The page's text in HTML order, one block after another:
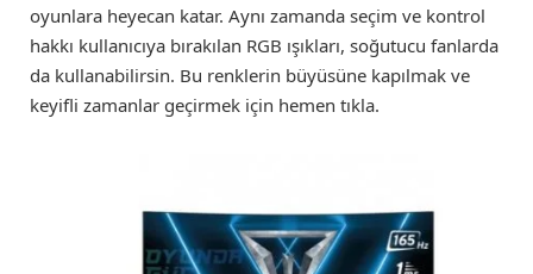
oyunlara heyecan katar. Aynı zamanda seçim ve kontrol
hakkı kullanıcıya bırakılan RGB ışıkları, soğutucu fanlarda
da kullanabilirsin. Bu renklerin büyüsüne kapılmak ve
keyifli zamanlar geçirmek için hemen tıkla.